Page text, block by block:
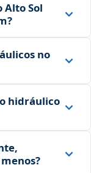
Alto Sol
no
hidráulico